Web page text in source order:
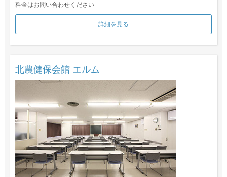
料金はお問い合わせください
詳細を見る
北農健保会館 エルム